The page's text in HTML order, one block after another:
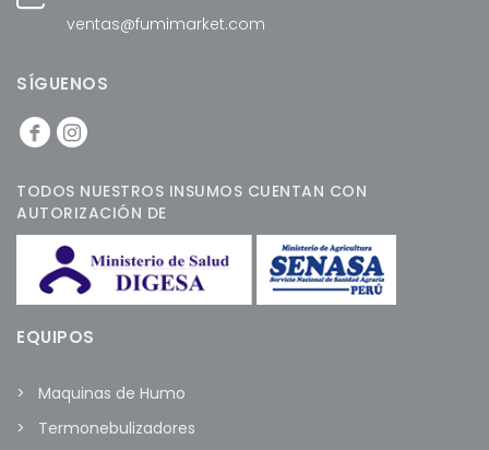
ventas@fumimarket.com
SÍGUENOS
TODOS NUESTROS INSUMOS CUENTAN CON
AUTORIZACIÓN DE
EQUIPOS
Maquinas de Humo
Termonebulizadores